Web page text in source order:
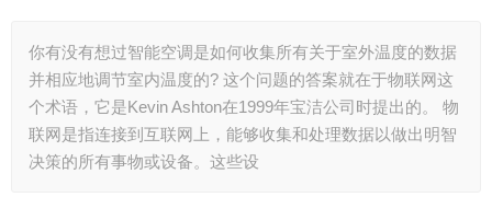
你有没有想过智能空调是如何收集所有关于室外温度的数据
并相应地调节室内温度的? 这个问题的答案就在于物联网这
个术语，它是Kevin Ashton在1999年宝洁公司时提出的。 物
联网是指连接到互联网上，能够收集和处理数据以做出明智
决策的所有事物或设备。这些设